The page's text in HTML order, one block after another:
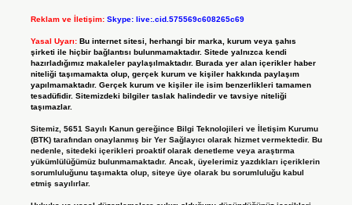
Reklam ve İletişim: Skype: live:.cid.575569c608265c69
Yasal Uyarı: Bu internet sitesi, herhangi bir marka, kurum veya şahıs
şirketi ile hiçbir bağlantısı bulunmamaktadır. Sitede yalnızca kendi
hazırladığımız makaleler paylaşılmaktadır. Burada yer alan içerikler haber
niteliği taşımamakta olup, gerçek kurum ve kişiler hakkında paylaşım
yapılmamaktadır. Gerçek kurum ve kişiler ile isim benzerlikleri tamamen
tesadüfidir. Sitemizdeki bilgiler taslak halindedir ve tavsiye niteliği
taşımazlar.
Sitemiz, 5651 Sayılı Kanun gereğince Bilgi Teknolojileri ve İletişim Kurumu
(BTK) tarafından onaylanmış bir Yer Sağlayıcı olarak hizmet vermektedir. Bu
nedenle, sitedeki içerikleri proaktif olarak denetleme veya araştırma
yükümlülüğümüz bulunmamaktadır. Ancak, üyelerimiz yazdıkları içeriklerin
sorumluluğunu taşımakta olup, siteye üye olarak bu sorumluluğu kabul
etmiş sayılırlar.